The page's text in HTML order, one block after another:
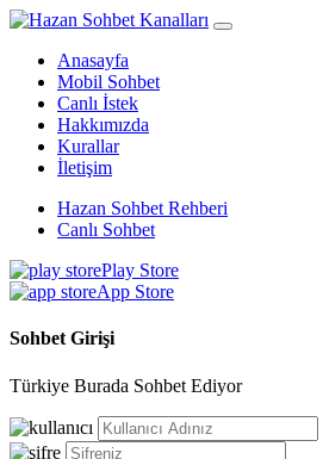
Anasayfa
Mobil Sohbet
Canlı İstek
Hakkımızda
Kurallar
İletişim
Hazan Sohbet Rehberi
Canlı Sohbet
Play Store
App Store
Sohbet Girişi
Türkiye Burada Sohbet Ediyor